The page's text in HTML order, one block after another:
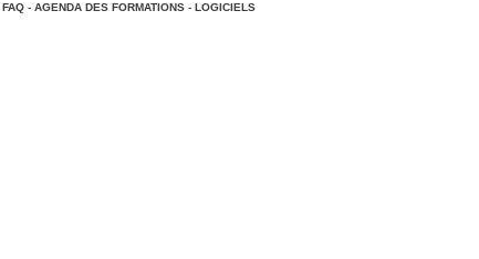
FAQ- AGENDA DES FORMATIONS- LOGICIELS